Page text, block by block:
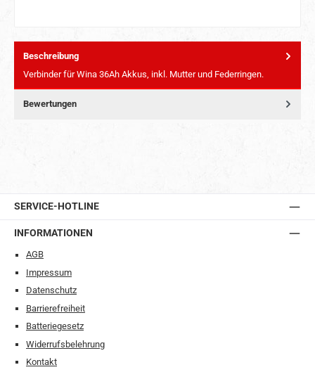
Beschreibung
Verbinder für Wina 36Ah Akkus, inkl. Mutter und Federringen.
Bewertungen
SERVICE-HOTLINE
INFORMATIONEN
AGB
Impressum
Datenschutz
Barrierefreiheit
Batteriegesetz
Widerrufsbelehrung
Kontakt